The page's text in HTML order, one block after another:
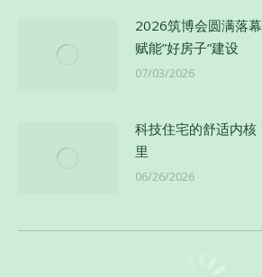
2026筑博会圆满落
赋能”好房子”建设
07/03/2026
科技住宅的舒适内核
里
06/26/2026